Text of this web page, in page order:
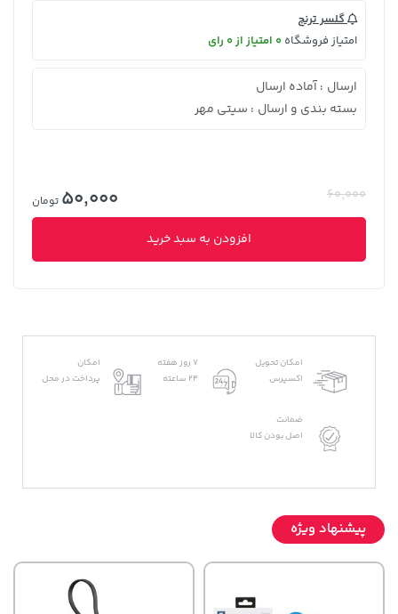
گلسر ترنج
امتیاز فروشگاه 0 امتیاز از 0 رای
ارسال : آماده ارسال
بسته بندی و ارسال : سیتی مهر
60,000
50,000 تومان
افزودن به سبد خرید
امکان تحویل
اکسپرس
7 روز هفته
24 ساعته
امکان
پرداخت در محل
ضمانت
اصل بودن کالا
پیشنهاد ویژه